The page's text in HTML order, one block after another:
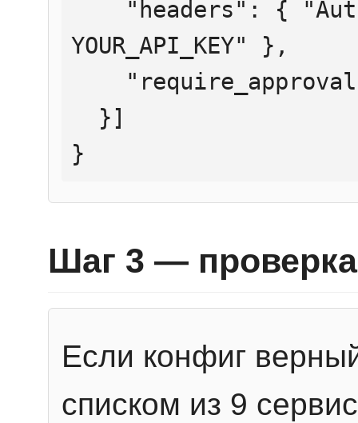
YOUR_API_KEY" },
}
Шаг 3 — проверка
Если конфиг
списком из 9